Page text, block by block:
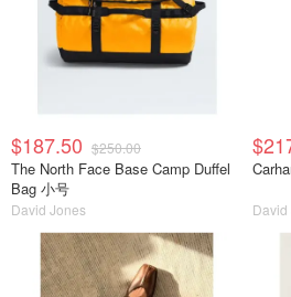
$187.50 $250.00
The North Face Base Camp Duffel
Bag 小号
David Jones